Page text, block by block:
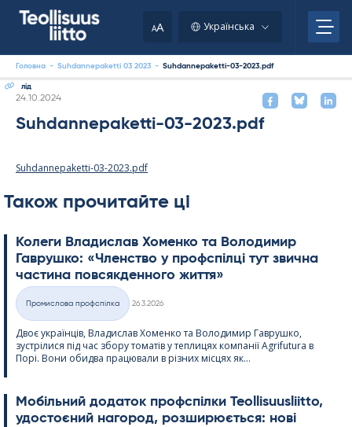
AA Українська
Головна - Suhdannepaketti 03 2023 - Suhdannepaketti-03-2023.pdf
лід
Kirjoitettu
24.10.2024
Suhdannepaketti-03-2023.pdf
Suhdannepaketti-03-2023.pdf
Також прочитайте ці
Колеги Владислав Хоменко та Володимир
Гаврушко: «Членство у профспілці тут звична
частина повсякденного життя»
Категорії
Промислова профспілка
26.3.2026
Двоє українців, Владислав Хоменко та Володимир Гаврушко,
зустрілися під час збору томатів у теплицях компанії Agri­fu­tura в
Порі. Вони обидва працювали в різних місцях як...
Мобільний додаток профспілки Teol­li­suus­liitto,
удостоєний нагород, розширюється: нові